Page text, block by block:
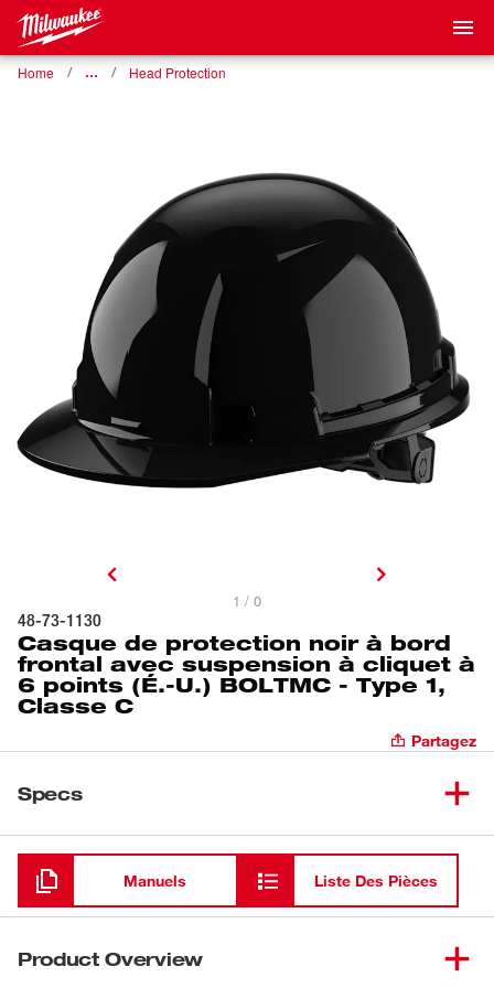
Home … Head Protection
1 / 0
48-73-1130
Casque de protection noir à bord
frontal avec suspension à cliquet à
6 points (É.-U.) BOLTMC - Type 1,
Classe C
Partagez
Specs
Chargement
Manuels Liste Des Pièces
Product Overview